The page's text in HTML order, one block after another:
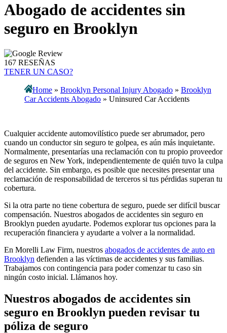
Abogado de accidentes sin
seguro en Brooklyn
167 RESEÑAS
TENER UN CASO?
Home » Brooklyn Personal Injury Abogado » Brooklyn
Car Accidents Abogado » Uninsured Car Accidents
Cualquier accidente automovilístico puede ser abrumador, pero
cuando un conductor sin seguro te golpea, es aún más inquietante.
Normalmente, presentarías una reclamación con tu propio proveedor
de seguros en New York, independientemente de quién tuvo la culpa
del accidente. Sin embargo, es posible que necesites presentar una
reclamación de responsabilidad de terceros si tus pérdidas superan tu
cobertura.
Si la otra parte no tiene cobertura de seguro, puede ser difícil buscar
compensación. Nuestros abogados de accidentes sin seguro en
Brooklyn pueden ayudarte. Podemos explorar tus opciones para la
recuperación financiera y ayudarte a volver a la normalidad.
En Morelli Law Firm, nuestros abogados de accidentes de auto en
Brooklyn defienden a las víctimas de accidentes y sus familias.
Trabajamos con contingencia para poder comenzar tu caso sin
ningún costo inicial. Llámanos hoy.
Nuestros abogados de accidentes sin
seguro en Brooklyn pueden revisar tu
póliza de seguro